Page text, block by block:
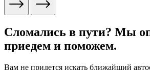
Сломались в пути? Мы
приедем и поможем.
Вам не придется искать ближайший